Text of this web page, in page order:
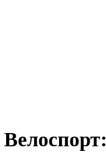
Велоспорт: